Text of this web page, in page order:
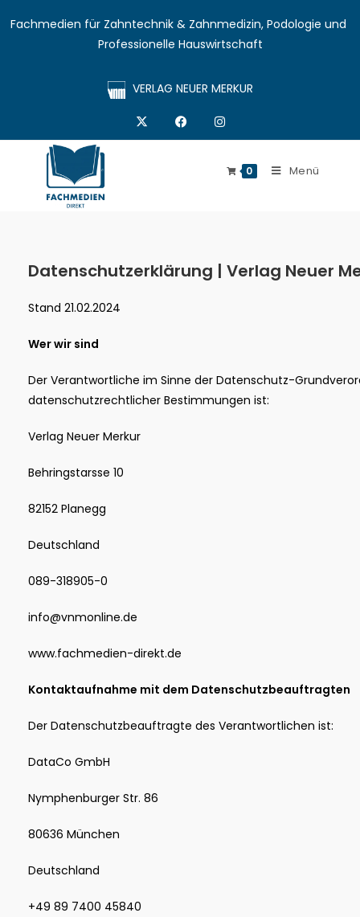
Fachmedien für Zahntechnik & Zahnmedizin, Podologie und
Professionelle Hauswirtschaft
VERLAG NEUER MERKUR
0 Menü
Datenschutzerklärung | Verlag Neuer
Stand 21.02.2024
Wer wir sind
Der Verantwortliche im Sinne der Datenschutz-
datenschutzrechtlicher Bestimmungen ist:
Verlag Neuer Merkur
Behringstarsse 10
82152 Planegg
Deutschland
089-318905-0
info@vnmonline.de
www.fachmedien-direkt.de
Kontaktaufnahme mit dem Datenschutzbeauftragten
Der Datenschutzbeauftragte des Verantwortlichen ist:
DataCo GmbH
Nymphenburger Str. 86
80636 München
Deutschland
+49 89 7400 45840